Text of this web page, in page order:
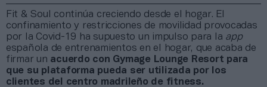
Fit & Soul continúa creciendo desde el hogar. El
confinamiento y restricciones de movilidad provocadas
por la Covid-19 ha supuesto un impulso para la app
española de entrenamientos en el hogar, que acaba de
firmar un acuerdo con Gymage Lounge Resort para
que su plataforma pueda ser utilizada por los
clientes del centro madrileño de fitness.